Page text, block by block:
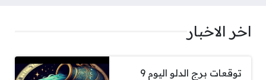
اخر الاخبار
توقعات برج الدلو اليوم 9